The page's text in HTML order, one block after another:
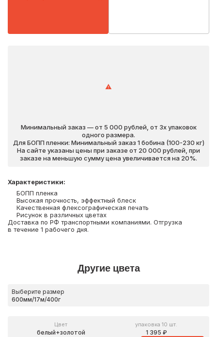
Минимальный заказ — от 5 000 рублей, от 3х упаковок
одного размера.
Для БОПП пленки: Минимальный заказ 1 бобина (100-230 кг)
На сайте указаны цены при заказе от 20 000 рублей, при
заказе на меньшую сумму цена увеличивается на 20%.
Характеристики:
БОПП пленка
Высокая прочность, эффектный блеск
Качественная флексографическая печать
Рисунок в различных цветах
Доставка по РФ транспортными компаниями. Отгрузка
в течение 1 рабочего дня.
Другие цвета
Выберите размер
Цвет
белый+золотой
упаковка 10 шт.
1 395 ₽